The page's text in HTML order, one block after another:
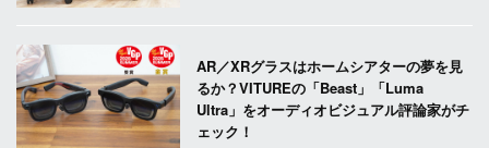
AR／XRグラスはホームシアターの夢を見
るか？VITUREの「Beast」「Luma
Ultra」をオーディオビジュアル評論家がチ
ェック！